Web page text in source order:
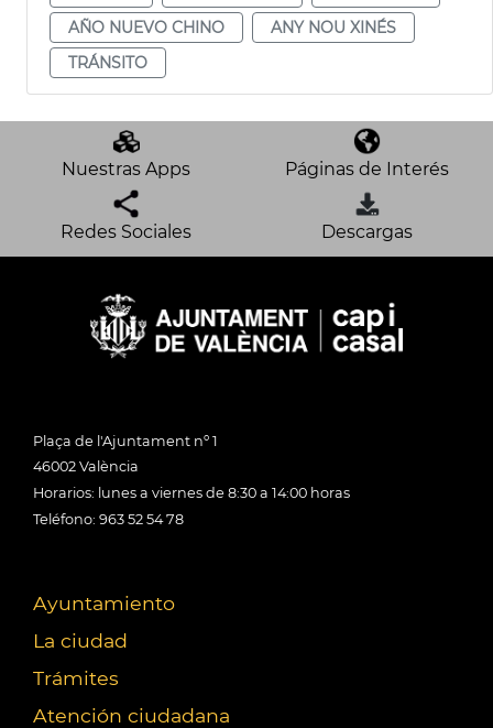
AÑO NUEVO CHINO
ANY NOU XINÉS
TRÁNSITO
Nuestras Apps Páginas de Interés
Redes Sociales Descargas
Plaça de l'Ajuntament nº 1
46002 València
Horarios: lunes a viernes de 8:30 a 14:00 horas
Teléfono: 963 52 54 78
Ayuntamiento
La ciudad
Trámites
Atención ciudadana